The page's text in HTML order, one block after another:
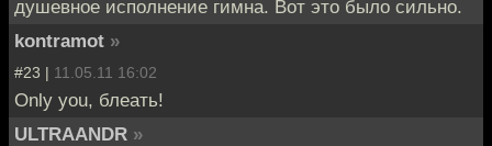
душевное исполнение гимна. Вот это было сильно.
kontramot »
#23 | 11.05.11 16:02
Only you, блеать!
ULTRAANDR »